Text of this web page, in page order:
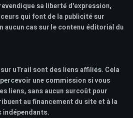
sa liberté d'expression,
qui font de la publicité sur
aucun cas sur le contenu éditorial du
uTrail sont des liens affiliés. Cela
une commission si vous
liens, sans aucun surcoût pour
au financement du site et à la